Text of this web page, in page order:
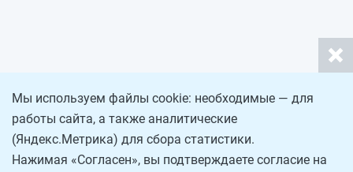
Мы используем файлы cookie: необходимые — для
работы сайта, а также аналитические
(Яндекс.Метрика) для сбора статистики.
Нажимая «Согласен», вы подтверждаете согласие на